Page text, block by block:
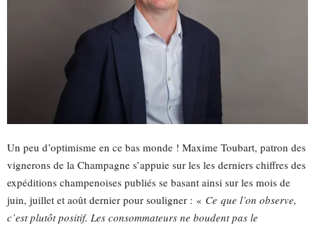
Un peu d’optimisme en ce bas monde ! Maxime Toubart, patron des
vignerons de la Champagne s’appuie sur les les derniers chiffres des
expéditions champenoises publiés se basant ainsi sur les mois de
juin, juillet et août dernier pour souligner : « Ce que l’on observe,
c’est plutôt positif. Les consommateurs ne boudent pas le